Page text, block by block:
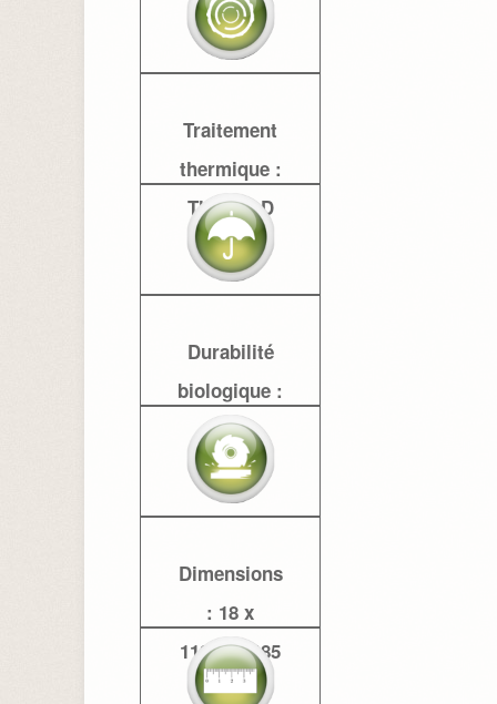
PEFC
Traitement
thermique :
Thermo D
Durabilité
biologique :
30 ans
Dimensions
: 18 x
118/141/185
mm